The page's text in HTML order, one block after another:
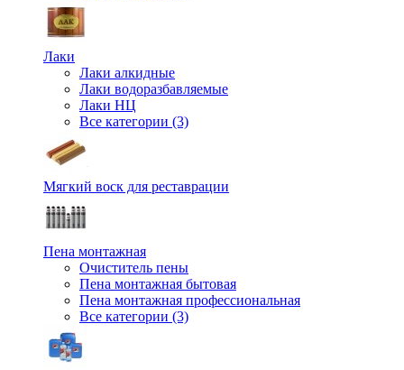
Лаки
Лаки алкидные
Лаки водоразбавляемые
Лаки НЦ
Все категории (3)
Мягкий воск для реставрации
Пена монтажная
Очиститель пены
Пена монтажная бытовая
Пена монтажная профессиональная
Все категории (3)